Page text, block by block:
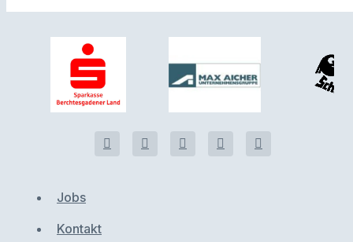
Jobs
Kontakt